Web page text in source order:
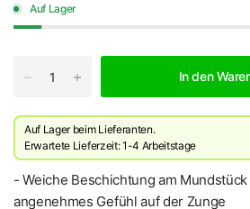
Auf Lager
In den
Auf Lager beim Lieferanten.
Erwartete Lieferzeit: 1-4 Arbeitstage
- Weiche Beschichtung am
angenehmes Gefühl auf der Zunge